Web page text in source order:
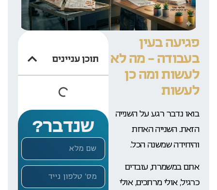
תוכן עניינים
שנדבר?
פגיעה בעין
בעבודה – מה לא
לעשות ומה כן
לעשות
בואו נדבר רגע על השנייה
הזאת. השנייה האחת
והיחידה שמשנה הכל.
אתם במשמרת, עובדים
כרגיל, אולי מרתכים, אולי